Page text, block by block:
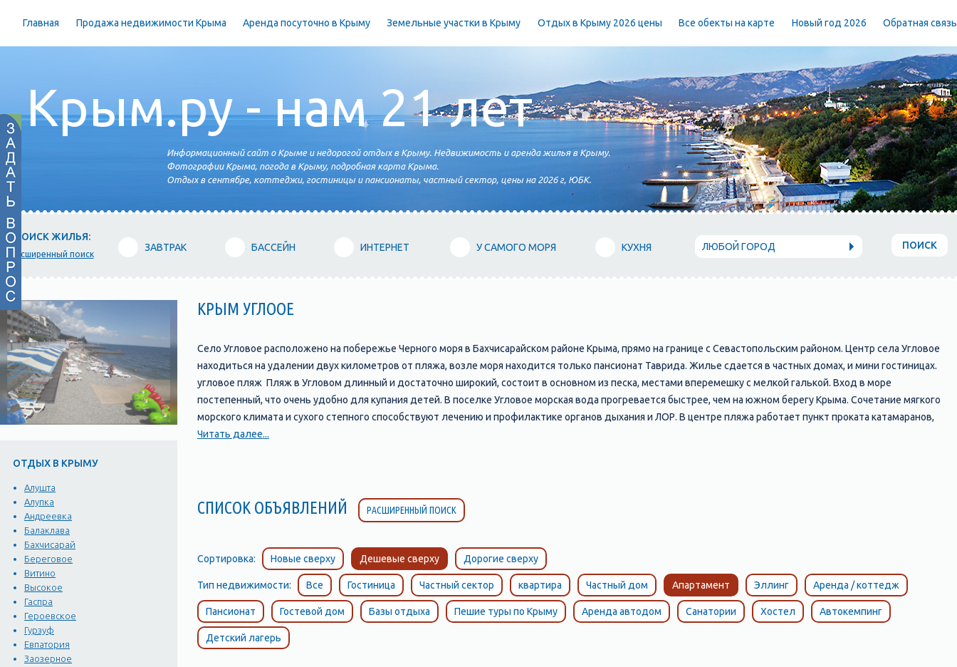
Главная Продажа недвижимости Крыма Аренда посуточно в Крыму Земельные участки в Крыму Отдых в Крыму 2026 цены Все обекты на карте Новый год 2026 Обратная связь
Крым.ру - нам 21 лет
Информационный сайт о Крыме и недорогой отдых в Крыму. Недвижимость и аренда жилья в Крыму.
Фотографии Крыма, погода в Крыму, подробная карта Крыма.
Отдых в сентябре, коттеджи, гостиницы и пансионаты, частный сектор, цены на 2026 г, ЮБК.
ПОИСК ЖИЛЬЯ:
расширенный поиск
ЗАВТРАК БАССЕЙН ИНТЕРНЕТ У САМОГО МОРЯ КУХНЯ ЛЮБОЙ ГОРОД ПОИСК
ОТДЫХ В КРЫМУ
Алушта
Алупка
Андреевка
Балаклава
Бахчисарай
Береговое
Витино
Высокое
Гаспра
Героевское
Гурзуф
Евпатория
Заозерное
КРЫМ УГЛООЕ
Село Угловое расположено на побережье Черного моря в Бахчисарайском районе Крыма, прямо на границе с Севастопольским районом. Центр села Угловое
находиться на удалении двух километров от пляжа, возле моря находится только пансионат Таврида. Жилье сдается в частных домах, и мини гостиницах.
угловое пляж Пляж в Угловом длинный и достаточно широкий, состоит в основном из песка, местами вперемешку с мелкой галькой. Вход в море
постепенный, что очень удобно для купания детей. В поселке Угловое морская вода прогревается быстрее, чем на южном берегу Крыма. Сочетание мягкого
морского климата и сухого степного способствуют лечению и профилактике органов дыхания и ЛОР. В центре пляжа работает пункт проката катамаранов,
отсюда же организуют и катание на банане.
Читать далее...
СПИСОК ОБЪЯВЛЕНИЙ РАСШИРЕННЫЙ ПОИСК
Сортировка: Новые сверху Дешевые сверху Дорогие сверху
Тип недвижимости: Все Гостиница Частный сектор квартира Частный дом Апартамент Эллинг Аренда / коттедж
Пансионат Гостевой дом Базы отдыха Пешие туры по Крыму Аренда автодом Санатории Хостел Автокемпинг
Детский лагерь